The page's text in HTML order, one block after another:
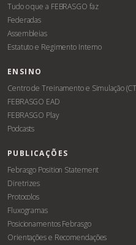
Tudo o que a FEBRASGO faz
Federadas
Assembleias
Estatuto e Regimento Interno
ENSINO
Centro de Treinamento e Simulação
FEBRASGO EAD
FEBRASGO Play
Podcasts
PUBLICAÇÕES
Febrasgo Position Statement
Diretrizes
Protocolos
Fluxogramas
Posicionamentos Febrasgo
Orientações e Recomendações